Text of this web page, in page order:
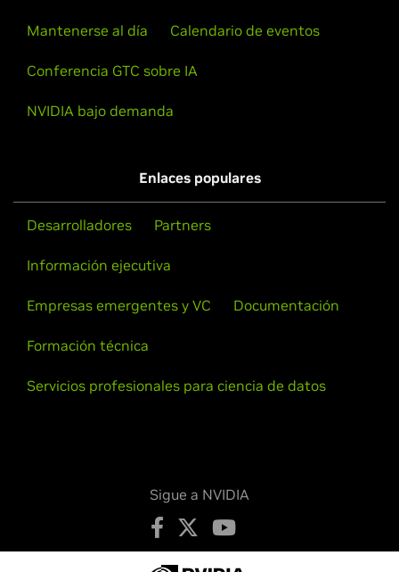
Mantenerse al día Calendario de eventos
Conferencia GTC sobre IA
NVIDIA bajo demanda
Enlaces populares
Desarrolladores Partners
Información ejecutiva
Empresas emergentes y VC Documentación
Formación técnica
Servicios profesionales para ciencia de datos
Sigue a NVIDIA